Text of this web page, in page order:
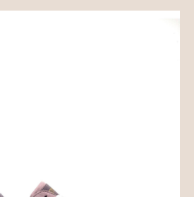
slideshow Items